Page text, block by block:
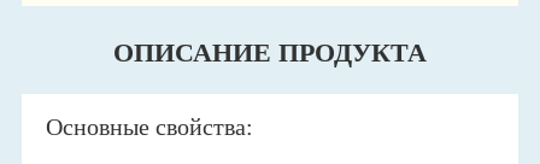
ОПИСАНИЕ ПРОДУКТА
Основные свойства: